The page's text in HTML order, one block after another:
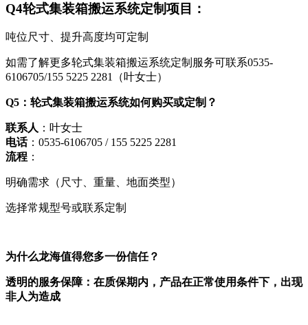
Q4轮式集装箱搬运系统定制项目 ：
吨位尺寸、提升高度均可定制
如需了解更多轮式集装箱搬运系统定制服务可联系0535-
6106705/155 5225 2281（叶女士）
Q5： 轮式集装箱搬运系统如何购买或定制？
联系人 ：叶女士
电话：0535-6106705 / 155 5225 2281
流程 ：
明确需求（尺寸、重量、地面类型）
选择常规型号或联系定制
为什么龙海值得您多一份信任？
透明的服务保障：在质保期内，产品在正常使用条件下，出现
非人为造成